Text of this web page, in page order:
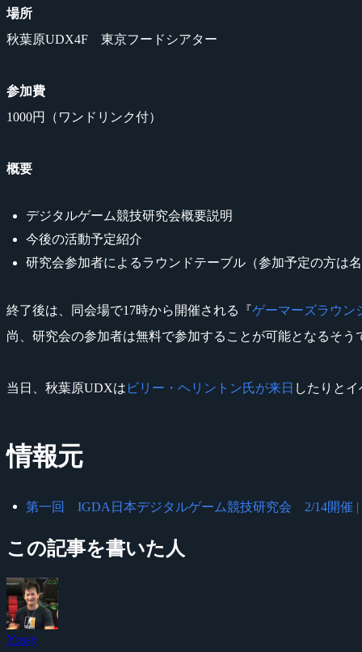
場所
秋葉原UDX4F 東京フードシアター
参加費
1000円（ワンドリンク付）
概要
デジタルゲーム競技研究会概要説明
今後の活動予定紹介
研究会参加者によるラウンドテーブル（参加予定の方は
終了後は、同会場で17時から開催される『ゲーマーズラウン
尚、研究会の参加者は無料で参加することが可能となるそう
当日、秋葉原UDXは ビリー・ヘリントン氏が来日 したりと
情報元
第一回 IGDA日本デジタルゲーム競技研究会 2/14開催 |
この記事を書いた人
Yossy